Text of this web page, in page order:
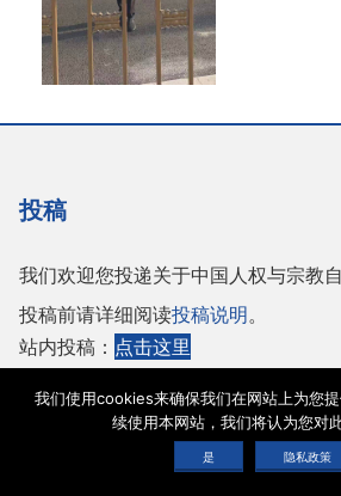
投稿
我们欢迎您投递关于中国人权与宗教
投稿前请详细阅读投稿说明。
站内投稿： 点击这里
Copyright © 2026 保护人权与宗教自由协会 |网站
明
我们使用cookies来确保我们在网站上为您
续使用本网站，我们将认为您对
是 隐私政策